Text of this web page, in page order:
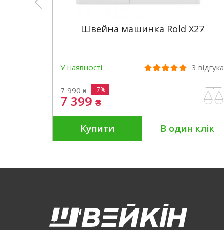
Швейна машинка Rold X27
У наявності 3 відгука
7 399₴
7 990₴ -7%
Купити В один клік